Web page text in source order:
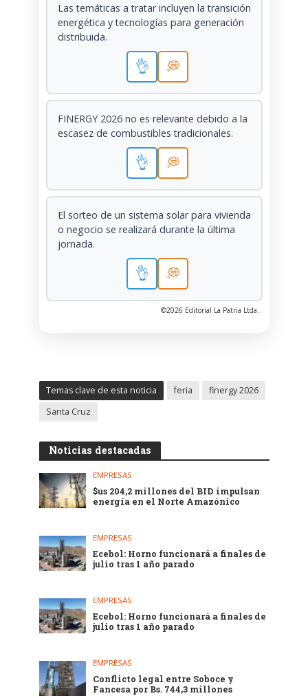
Las temáticas a tratar incluyen la transición
energética y tecnologías para generación
distribuida.
👌 💭
FINERGY 2026 no es relevante debido a la
escasez de combustibles tradicionales.
👌 💭
El sorteo de un sistema solar para vivienda
o negocio se realizará durante la última
jornada.
👌 💭
©2026 Editorial La Patria Ltda.
Temas clave de esta noticia feria
finergy 2026
Santa Cruz
Noticias destacadas
EMPRESAS
$us 204,2 millones del BID impulsan
energía en el Norte Amazónico
EMPRESAS
Ecebol: Horno funcionará a finales de
julio tras 1 año parado
EMPRESAS
Ecebol: Horno funcionará a finales de
julio tras 1 año parado
EMPRESAS
Conflicto legal entre Soboce y
Fancesa por Bs. 744,3 millones